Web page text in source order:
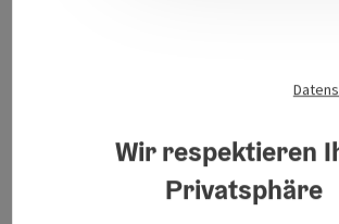
Genussradtour - Radeln mit Einkehren
Wir respektieren
Privatsphäre